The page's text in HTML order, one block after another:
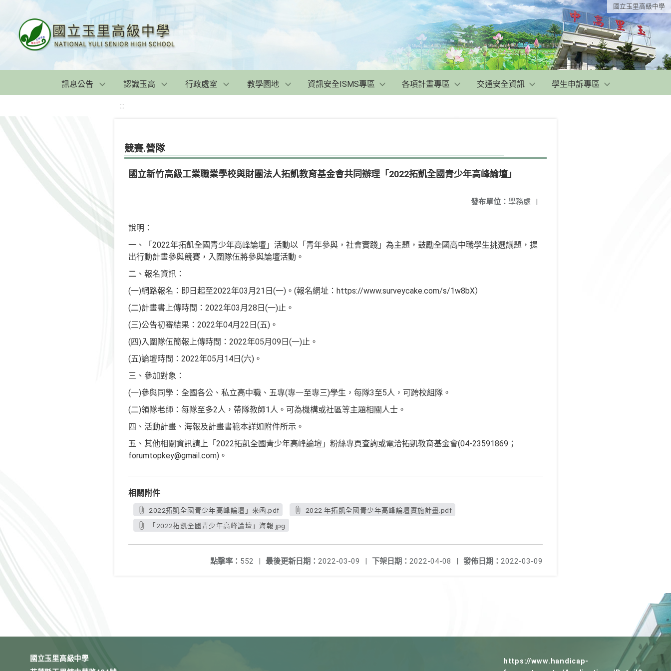
國立玉里高級中學
訊息公告 認識玉高 行政處室 教學園地 資訊安全ISMS專區 各項計畫專區 交通安全資訊 學生申訴專區
:::
競賽.營隊
國立新竹高級工業職業學校與財團法人拓凱教育基金會共同辦理「2022拓凱全國青少年高峰論壇」
發布單位： 學務處 |
說明：
一、「2022年拓凱全國青少年高峰論壇」活動以「青年參與，社會實踐」為主題，鼓勵全國高中職學生挑選議題，提
出行動計畫參與競賽，入圍隊伍將參與論壇活動。
二、報名資訊：
(一)網路報名：即日起至2022年03月21日(一)。(報名網址：https://www.surveycake.com/s/1w8bX）
(二)計畫書上傳時間：2022年03月28日(一)止。
(三)公告初審結果：2022年04月22日(五)。
(四)入圍隊伍簡報上傳時間：2022年05月09日(一)止。
(五)論壇時間：2022年05月14日(六)。
三、參加對象：
(一)參與同學：全國各公、私立高中職、五專(專一至專三)學生，每隊3至5人，可跨校組隊。
(二)領隊老師：每隊至多2人，帶隊教師1人。可為機構或社區等主題相關人士。
四、活動計畫、海報及計畫書範本詳如附件所示。
五、其他相關資訊請上「2022拓凱全國青少年高峰論壇」粉絲專頁查詢或電洽拓凱教育基金會(04-23591869；
forumtopkey@gmail.com)。
相關附件
2022拓凱全國青少年高峰論壇」來函.pdf
2022 年拓凱全國青少年高峰論壇實施計畫.pdf
「2022拓凱全國青少年高峰論壇」海報.jpg
發佈日期： 2022-03-09
下架日期： 2022-04-08 |
最後更新日期： 2022-03-09 |
點擊率： 552 |
國立玉里高級中學
https://www.handicap-